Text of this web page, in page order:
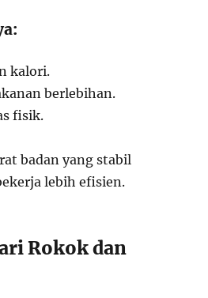
kalori.
berlebihan.
fisik.
badan yang stabil
lebih efisien.
Rokok dan